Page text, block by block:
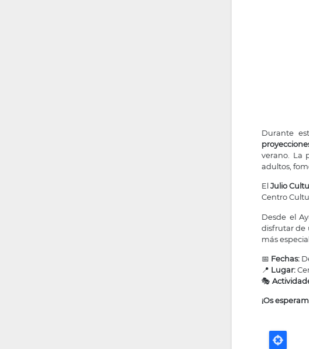
Durante
verano. La
adultos,
ElJulio
Centro
Desde el
disfrutar de
más
📅 Fechas:
📍 Lugar:
🎭
¡Os